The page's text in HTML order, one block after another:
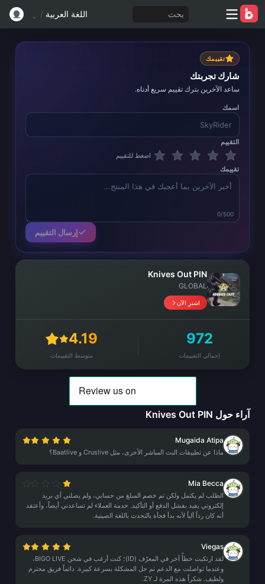
بحث اللغة العربية /
تقييمك
شارك تجربتك
ساعد الآخرين بترك تقييم سريع أدناه.
اسمك
التقييم
اضغط للتقييم
تقييمك
0/500
إرسال التقييم
Knives Out PIN
GLOBAL
اشترِ الآن
972
إجمالي التقييمات
4.19
متوسط التقييمات
آراء حول Knives Out PIN
Mugaida Atipa
ماذا عن تطبيقات البث المباشر الأخرى، مثل Cruslive و Baatlive؟
Mia Becca
الطلب لم يكتمل ولكن تم خصم المبلغ من حسابي، ولم يصلني أي بريد
إلكتروني يفيد بفشل الدفع أو التأكيد. خدمة العملاء لم تساعدني أيضاً، وأعتقد
أنه كان رداً آلياً لأنه بدأ فجأة بالتحدث باللغة الصينية.
Viegas
لقد ارتكبت خطأً آخر في المعرّف (ID)؛ كنت أرغب في شحن BIGO LIVE،
وعندما تواصلت مع الدعم تم حل المشكلة بسرعة كبيرة. دائماً فريق محترم
ولطيف. شكراً هذه المرة لـ ZY.